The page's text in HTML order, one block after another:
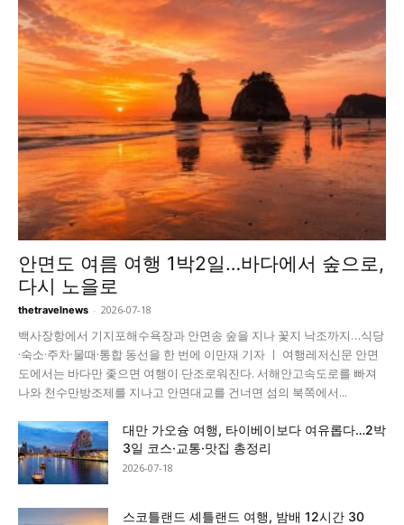
안면도 여름 여행 1박2일…바다에서 숲으로,
다시 노을로
thetravelnews - 2026-07-18
백사장항에서 기지포해수욕장과 안면송 숲을 지나 꽃지 낙조까지…식당
·숙소·주차·물때·통합 동선을 한 번에 이만재 기자 ㅣ 여행레저신문 안면
도에서는 바다만 좇으면 여행이 단조로워진다. 서해안고속도로를 빠져
나와 천수만방조제를 지나고 안면대교를 건너면 섬의 북쪽에서...
대만 가오슝 여행, 타이베이보다 여유롭다…2박
3일 코스·교통·맛집 총정리
2026-07-18
스코틀랜드 셰틀랜드 여행, 밤배 12시간 30